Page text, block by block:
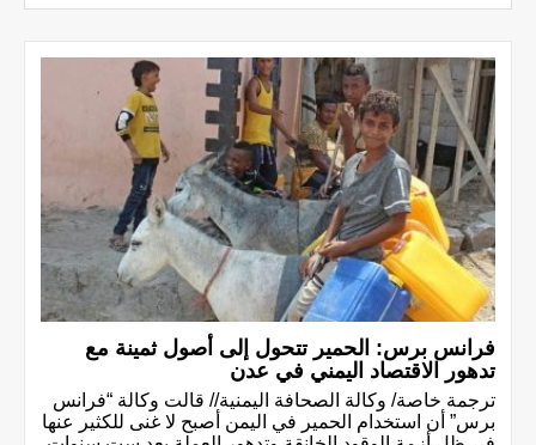
فرانس برس: الحمير تتحول إلى أصول ثمينة مع
تدهور الاقتصاد اليمني في عدن
ترجمة خاصة/ وكالة الصحافة اليمنية// قالت وكالة “فرانس
برس” أن استخدام الحمير في اليمن أصبح لا غنى للكثير عنها